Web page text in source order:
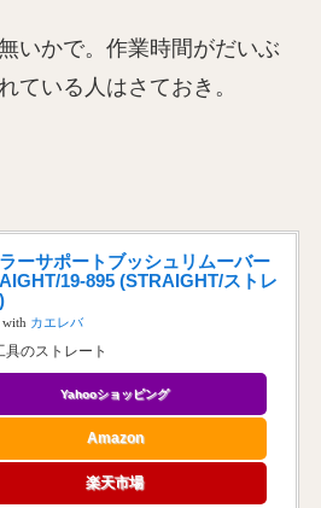
いかで。作業時間がだいぶ
ている人はさておき。
ーサポートブッシュリムーバー
19-895 (STRAIGHT/ストレ
with カエレバ
具のストレート
Yahooショッピング
Amazon
楽天市場